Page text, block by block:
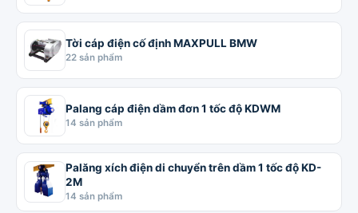
Tời cáp điện cố định MAXPULL BMW
22 sản phẩm
Palang cáp điện dầm đơn 1 tốc độ KDWM
14 sản phẩm
Palăng xích điện di chuyển trên dầm 1 tốc độ KD-
2M
14 sản phẩm